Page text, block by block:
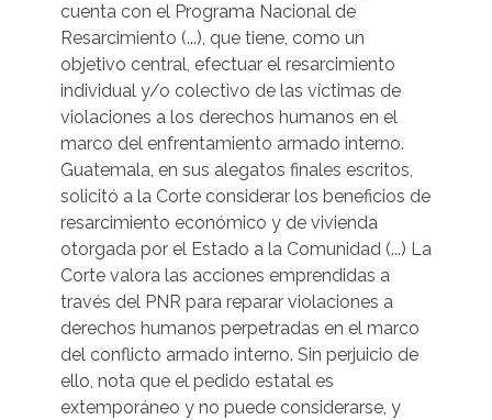
cuenta con el Programa Nacional de
Resarcimiento (...), que tiene, como un
objetivo central, efectuar el resarcimiento
individual y/o colectivo de las víctimas de
violaciones a los derechos humanos en el
marco del enfrentamiento armado interno.
Guatemala, en sus alegatos finales escritos,
solicitó a la Corte considerar los beneficios de
resarcimiento económico y de vivienda
otorgada por el Estado a la Comunidad (...) La
Corte valora las acciones emprendidas a
través del PNR para reparar violaciones a
derechos humanos perpetradas en el marco
del conflicto armado interno. Sin perjuicio de
ello, nota que el pedido estatal es
extemporáneo y no puede considerarse, y